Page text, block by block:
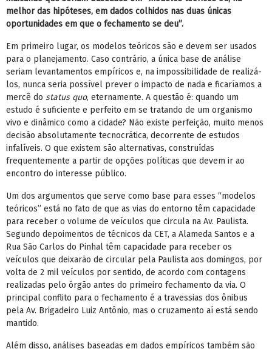
melhor das hipóteses, em dados colhidos nas duas únicas
oportunidades em que o fechamento se deu”.
Em primeiro lugar, os modelos teóricos são e devem ser usados
para o planejamento. Caso contrário, a única base de análise
seriam levantamentos empíricos e, na impossibilidade de realizá-
los, nunca seria possível prever o impacto de nada e ficaríamos a
mercê do status quo, eternamente. A questão é: quando um
estudo é suficiente e perfeito em se tratando de um organismo
vivo e dinâmico como a cidade? Não existe perfeição, muito menos
decisão absolutamente tecnocrática, decorrente de estudos
infalíveis. O que existem são alternativas, construídas
frequentemente a partir de opções políticas que devem ir ao
encontro do interesse público.
Um dos argumentos que serve como base para esses “modelos
teóricos” está no fato de que as vias do entorno têm capacidade
para receber o volume de veículos que circula na Av. Paulista.
Segundo depoimentos de técnicos da CET, a Alameda Santos e a
Rua São Carlos do Pinhal têm capacidade para receber os
veículos que deixarão de circular pela Paulista aos domingos, por
volta de 2 mil veículos por sentido, de acordo com contagens
realizadas pelo órgão antes do primeiro fechamento da via. O
principal conflito para o fechamento é a travessias dos ônibus
pela Av. Brigadeiro Luiz Antônio, mas o cruzamento aí está sendo
mantido.
Além disso, análises baseadas em dados empíricos também são